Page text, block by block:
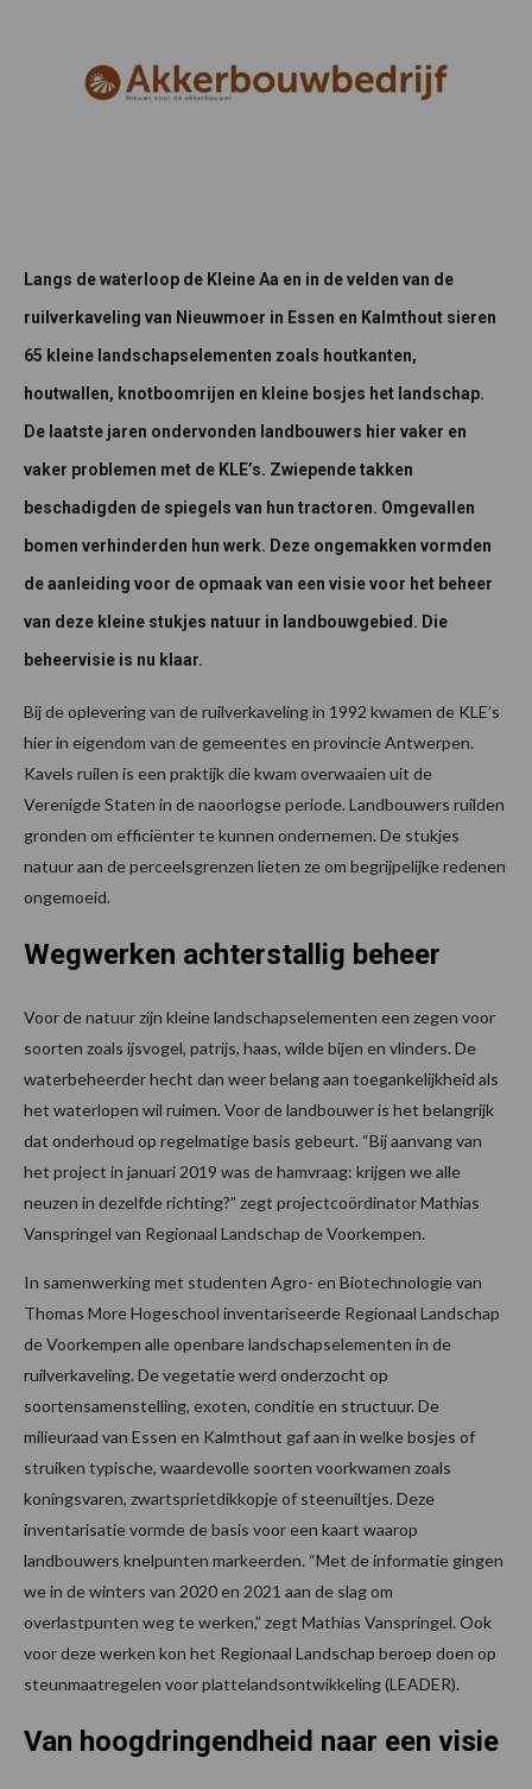
Langs de waterloop de Kleine Aa en in de velden van de
ruilverkaveling van Nieuwmoer in Essen en Kalmthout sieren
65 kleine landschapselementen zoals houtkanten,
houtwallen, knotboomrijen en kleine bosjes het landschap.
De laatste jaren ondervonden landbouwers hier vaker en
vaker problemen met de KLE’s. Zwiepende takken
beschadigden de spiegels van hun tractoren. Omgevallen
bomen verhinderden hun werk. Deze ongemakken vormden
de aanleiding voor de opmaak van een visie voor het beheer
van deze kleine stukjes natuur in landbouwgebied. Die
beheervisie is nu klaar.
Bij de oplevering van de ruilverkaveling in 1992 kwamen de KLE’s
hier in eigendom van de gemeentes en provincie Antwerpen.
Kavels ruilen is een praktijk die kwam overwaaien uit de
Verenigde Staten in de naoorlogse periode. Landbouwers ruilden
gronden om efficiënter te kunnen ondernemen. De stukjes
natuur aan de perceelsgrenzen lieten ze om begrijpelijke redenen
ongemoeid.
Wegwerken achterstallig beheer
Voor de natuur zijn kleine landschapselementen een zegen voor
soorten zoals ijsvogel, patrijs, haas, wilde bijen en vlinders. De
waterbeheerder hecht dan weer belang aan toegankelijkheid als
het waterlopen wil ruimen. Voor de landbouwer is het belangrijk
dat onderhoud op regelmatige basis gebeurt. “Bij aanvang van
het project in januari 2019 was de hamvraag: krijgen we alle
neuzen in dezelfde richting?” zegt projectcoördinator Mathias
Vanspringel van Regionaal Landschap de Voorkempen.
In samenwerking met studenten Agro- en Biotechnologie van
Thomas More Hogeschool inventariseerde Regionaal Landschap
de Voorkempen alle openbare landschapselementen in de
ruilverkaveling. De vegetatie werd onderzocht op
soortensamenstelling, exoten, conditie en structuur. De
milieuraad van Essen en Kalmthout gaf aan in welke bosjes of
struiken typische, waardevolle soorten voorkwamen zoals
koningsvaren, zwartsprietdikkopje of steenuiltjes. Deze
inventarisatie vormde de basis voor een kaart waarop
landbouwers knelpunten markeerden. “Met de informatie gingen
we in de winters van 2020 en 2021 aan de slag om
overlastpunten weg te werken,” zegt Mathias Vanspringel. Ook
voor deze werken kon het Regionaal Landschap beroep doen op
steunmaatregelen voor plattelandsontwikkeling (LEADER).
Van hoogdringendheid naar een visie